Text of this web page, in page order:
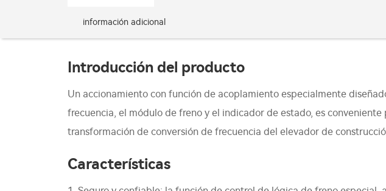
información adicional
Introducción del producto
Un accionamiento con función de acoplamiento especialmente
frecuencia, el módulo de freno y el indicador de estado, es
transformación de conversión de frecuencia del elevador de
Características